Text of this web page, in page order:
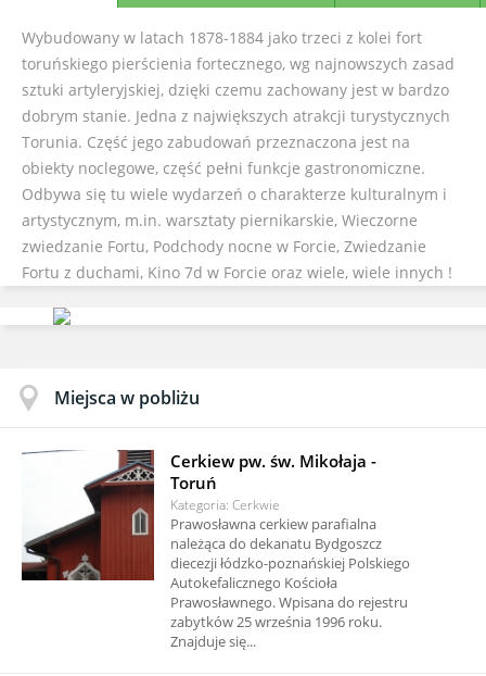
Wybudowany w latach 1878-1884 jako trzeci z kolei fort
toruńskiego pierścienia fortecznego, wg najnowszych zasad
sztuki artyleryjskiej, dzięki czemu zachowany jest w bardzo
dobrym stanie. Jedna z największych atrakcji turystycznych
Torunia. Część jego zabudowań przeznaczona jest na
obiekty noclegowe, część pełni funkcje gastronomiczne.
Odbywa się tu wiele wydarzeń o charakterze kulturalnym i
artystycznym, m.in. warsztaty piernikarskie, Wieczorne
zwiedzanie Fortu, Podchody nocne w Forcie, Zwiedzanie
Fortu z duchami, Kino 7d w Forcie oraz wiele, wiele innych !
Miejsca w pobliżu
Cerkiew pw. św. Mikołaja -
Toruń
Kategoria: Cerkwie
Prawosławna cerkiew parafialna
należąca do dekanatu Bydgoszcz
diecezji łódzko-poznańskiej Polskiego
Autokefalicznego Kościoła
Prawosławnego. Wpisana do rejestru
zabytków 25 września 1996 roku.
Znajduje się...